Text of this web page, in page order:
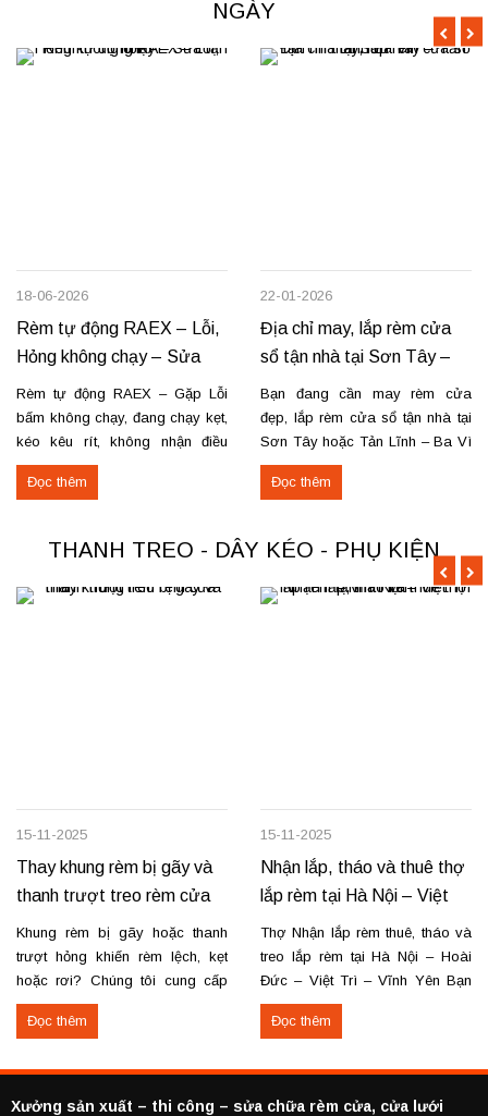
NGÀY
18-06-2026
Rèm tự động RAEX – Lỗi,
Hỏng không chạy – Sửa
tận nơi
Rèm tự động RAEX – Gặp Lỗi
bấm không chạy, đang chạy kẹt,
kéo kêu rít, không nhận điều
khiển… Nhận thay mới động cơ,
sửa chữa rèm tự động raex và
Đọc thêm
22-01-2026
Địa chỉ may, lắp rèm cửa
sổ tận nhà tại Sơn Tây –
Tản Lĩnh Ba Vì
Bạn đang cần may rèm cửa
đẹp, lắp rèm cửa sổ tận nhà tại
Sơn Tây hoặc Tản Lĩnh – Ba Vì
với giá hợp lý? Chúng tôi
chuyên may rèm theo yêu cầu,
tiến độ. Thực tế, chúng tôi vừa
hoàn thiện thi công rèm...
Đọc thêm
THANH TREO - DÂY KÉO - PHỤ KIỆN
15-11-2025
Thay khung rèm bị gãy và
thanh trượt treo rèm cửa
Khung rèm bị gãy hoặc thanh
trượt hỏng khiến rèm lệch, kẹt
hoặc rơi? Chúng tôi cung cấp
dịch vụ thay khung và thanh
trượt rèm tận nơi, đảm bảo rèm
bền lâu. Thay khung rèm bị gãy,
cong vênh Thay hoặc sửa
Đọc thêm
15-11-2025
Nhận lắp, tháo và thuê thợ
lắp rèm tại Hà Nội – Việt
Trì – Vĩnh Yên
Thợ Nhận lắp rèm thuê, tháo và
treo lắp rèm tại Hà Nội – Hoài
Đức – Việt Trì – Vĩnh Yên Bạn
cần lắp rèm bị rơi, tháo rèm cũ
hoặc thuê thợ lắp rèm tại Hoài
Yên? Chúng tôi cung cấp dịch
vụ...
Đọc thêm
Xưởng sản xuất – thi công – sửa chữa rèm cửa, cửa lưới